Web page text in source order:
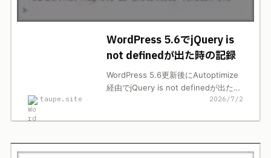
WordPress 5.6でjQuery is
not definedが出た時の記録
WordPress 5.6更新後にAutoptimize
経由でjQuery is not definedが出た記
録。jquery.min.js除外で直した当時の
taupe.site 2026/7/2